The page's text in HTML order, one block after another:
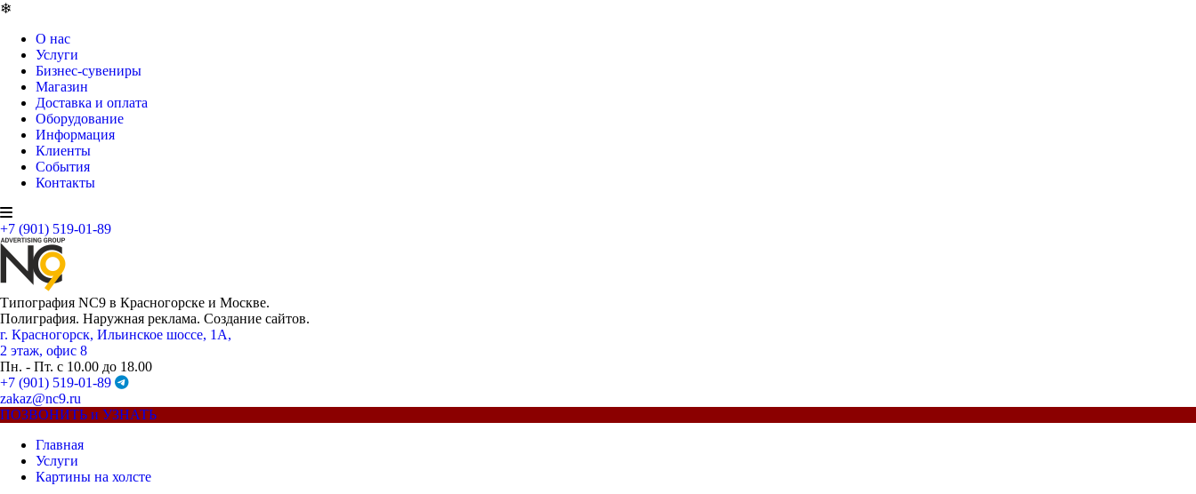
❄
О нас
Услуги
Бизнес-сувениры
Магазин
Доставка и оплата
Оборудование
Информация
Клиенты
События
Контакты
+7 (901) 519-01-89
Типография NC9 в Красногорске и Москве.
Полиграфия. Наружная реклама. Создание сайтов.
г. Красногорск, Ильинское шоссе, 1А,
2 этаж, офис 8
Пн. - Пт. с 10.00 до 18.00
+7 (901) 519-01-89
zakaz@nc9.ru
ПОЗВОНИТЬ и УЗНАТЬ
Главная
Услуги
Картины на холсте